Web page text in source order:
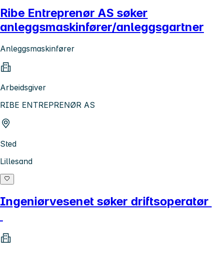
Ribe Entreprenør AS søker
anleggsmaskinfører/anleggsgartner
Anleggsmaskinfører
Arbeidsgiver
RIBE ENTREPRENØR AS
Sted
Lillesand
Ingeniørvesenet søker driftsoperatør